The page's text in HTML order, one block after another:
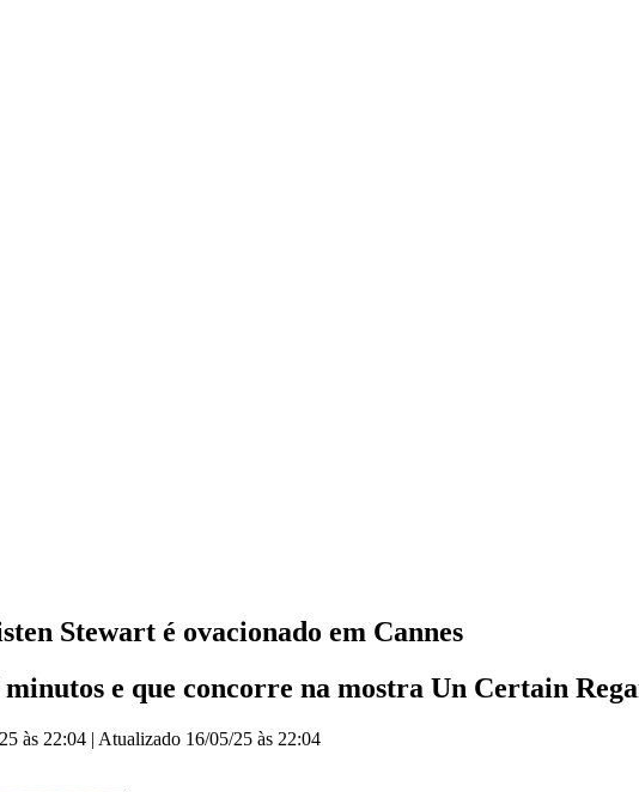
Stewart é ovacionado em Cannes
e que concorre na mostra Un Certain
às 22:04 | Atualizado 16/05/25 às 22:04